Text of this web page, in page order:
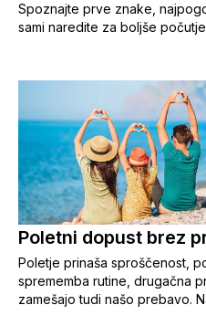
Spoznajte prve znake,
sami naredite za boljše
Poletni dopust brez
Poletje prinaša sproščenost,
sprememba rutine, drugačna
zamešajo tudi našo prebavo.